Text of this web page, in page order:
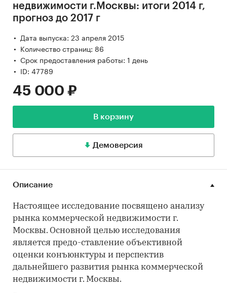
недвижимости г.Москвы: итоги 2014 г,
прогноз до 2017 г
Дата выпуска: 23 апреля 2015
Количество страниц: 86
Срок предоставления работы: 1 день
ID: 47789
45 000 ₽
В корзину
Демоверсия
Описание
Настоящее исследование посвящено анализу
рынка коммерческой недвижимости г.
Москвы. Основной целью исследования
является предо-ставление объективной
оценки конъюнктуры и перспектив
дальнейшего развития рынка коммерческой
недвижимости г. Москвы.